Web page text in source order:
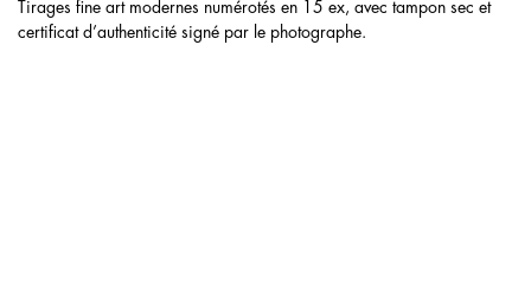
Tirages fine art modernes numérotés en 15 ex, avec tampon sec et
certificat d’authenticité signé par le photographe.